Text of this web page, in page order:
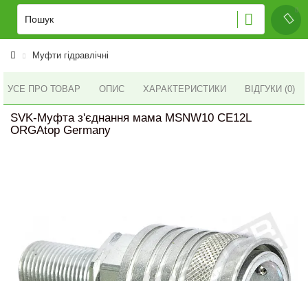
Муфти гідравлічні
УСЕ ПРО ТОВАР ОПИС ХАРАКТЕРИСТИКИ ВІДГУКИ (0)
SVK-Муфта з'єднання мама MSNW10 CE12L
ORGAtop Germany